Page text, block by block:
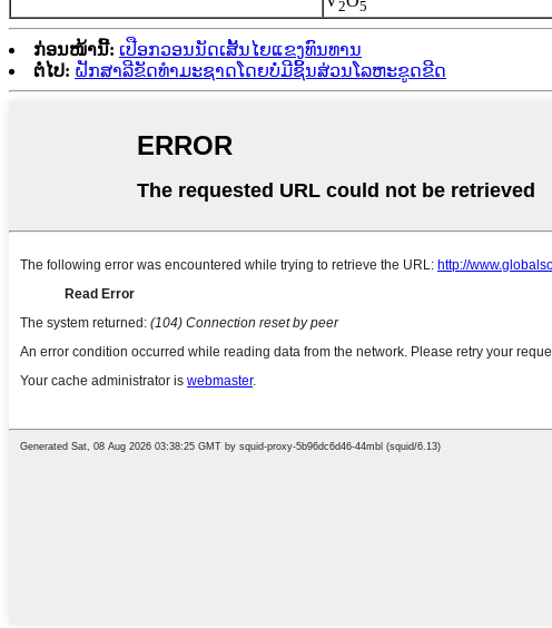
2 5
ກ່ອນໜ້ານີ້: ເປືອກວອນນັດເສັ້ນໄຍແຂງທົນທານ
ຕໍ່ໄປ: ຝັກສາລີຂັດທຳມະຊາດໂດຍບໍ່ມີຊິ້ນສ່ວນໂລຫະຂູດຂີດ